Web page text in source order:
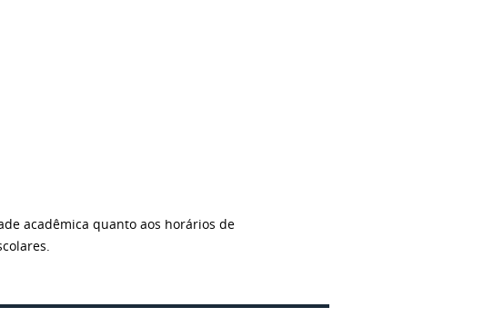
acadêmica quanto aos horários de